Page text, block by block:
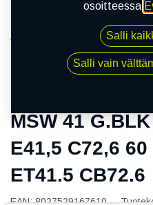
MSW 41 G.BLK | 8X19
5/120 ET41.5 CB72.6
MSW 41
E41,5 C72,6
ET41.5 CB72.6
EAN:8027529167610
osoitteessa
Salli
Salli vain